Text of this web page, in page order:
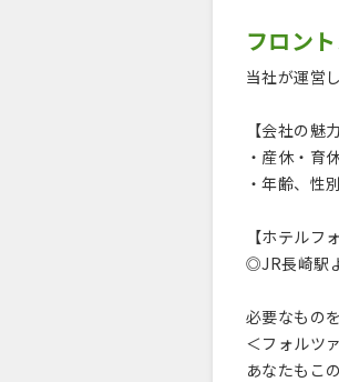
フロン
当社が運営
【会社の魅力
・産休・育
・年齢、性
【ホテルフ
◎JR長崎駅
必要なもの
＜フォルツ
あなたもこ